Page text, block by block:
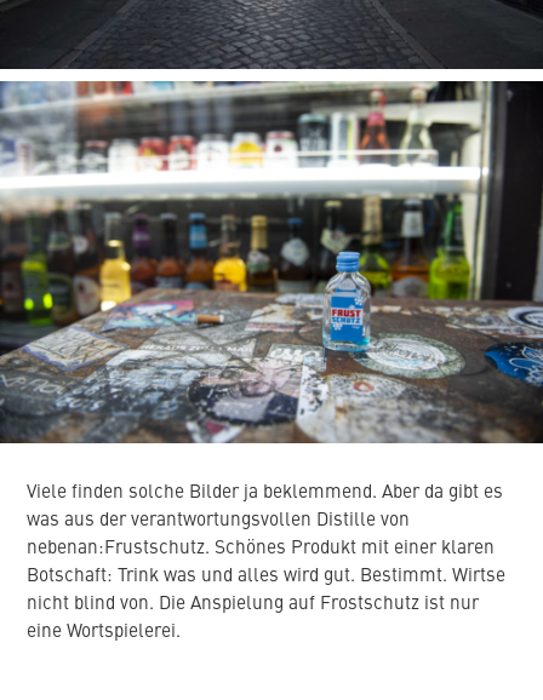
Viele finden solche Bilder ja beklemmend. Aber da gibt es
was aus der verantwortungsvollen Distille von
nebenan:Frustschutz. Schönes Produkt mit einer klaren
Botschaft: Trink was und alles wird gut. Bestimmt. Wirtse
nicht blind von. Die Anspielung auf Frostschutz ist nur
eine Wortspielerei.